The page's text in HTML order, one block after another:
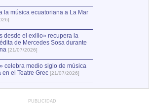
la música ecuatoriana a La Mar
desde el exilio» recupera la
de Mercedes Sosa durante
[21/07/2026]
celebra medio siglo de música
el Teatre Grec [21/07/2026]
PUBLICIDAD